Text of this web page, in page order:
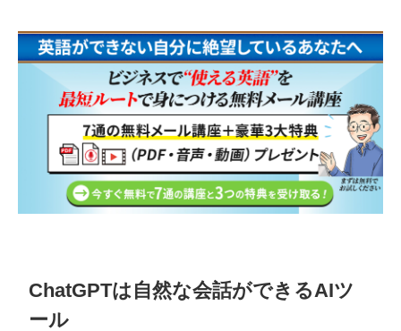
ChatGPTは自然な会話ができるAIツ
ール